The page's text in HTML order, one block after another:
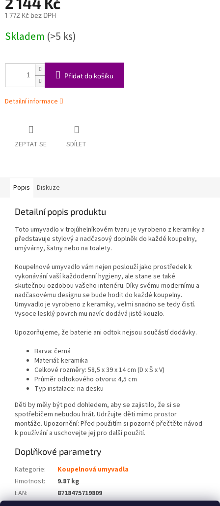
1 772 Kč bez DPH
cena:
Skladem (>5 ks)
Přidat do košíku
Detailní informace
ZEPTAT SE SDÍLET
Popis Diskuze
Detailní popis produktu
Toto umyvadlo v trojúhelníkovém tvaru je vyrobeno z keramiky a
představuje stylový a nadčasový doplněk do každé koupelny,
umývárny, šatny nebo na toalety.
Koupelnové umyvadlo vám nejen poslouží jako prostředek k
vykonávání vaší každodenní hygieny, ale stane se také
skutečnou ozdobou vašeho interiéru. Díky svému modernímu a
nadčasovému designu se bude hodit do každé koupelny.
Umyvadlo je vyrobeno z keramiky, velmi snadno se tedy čistí.
Vysoce lesklý povrch mu navíc dodává jisté kouzlo.
Upozorňujeme, že baterie ani odtok nejsou součástí dodávky.
Barva: černá
Materiál: keramika
Celkové rozměry: 58,5 x 39 x 14 cm (D x Š x V)
Průměr odtokového otvoru: 4,5 cm
Typ instalace: na desku
Děti by měly být pod dohledem, aby se zajistilo, že si se
spotřebičem nebudou hrát. Udržujte děti mimo prostor
montáže. Upozornění: Před použitím si pozorně přečtěte návod
k používání a uschovejte jej pro další použití.
Doplňkové parametry
Kategorie:
Koupelnová umyvadla
Hmotnost:
9.87 kg
EAN:
8718475719809